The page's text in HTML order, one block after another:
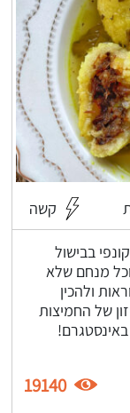
קשה
בבישול
מנחם שלא
ולהכין
של החמיצות
באינסטגרם!
19140